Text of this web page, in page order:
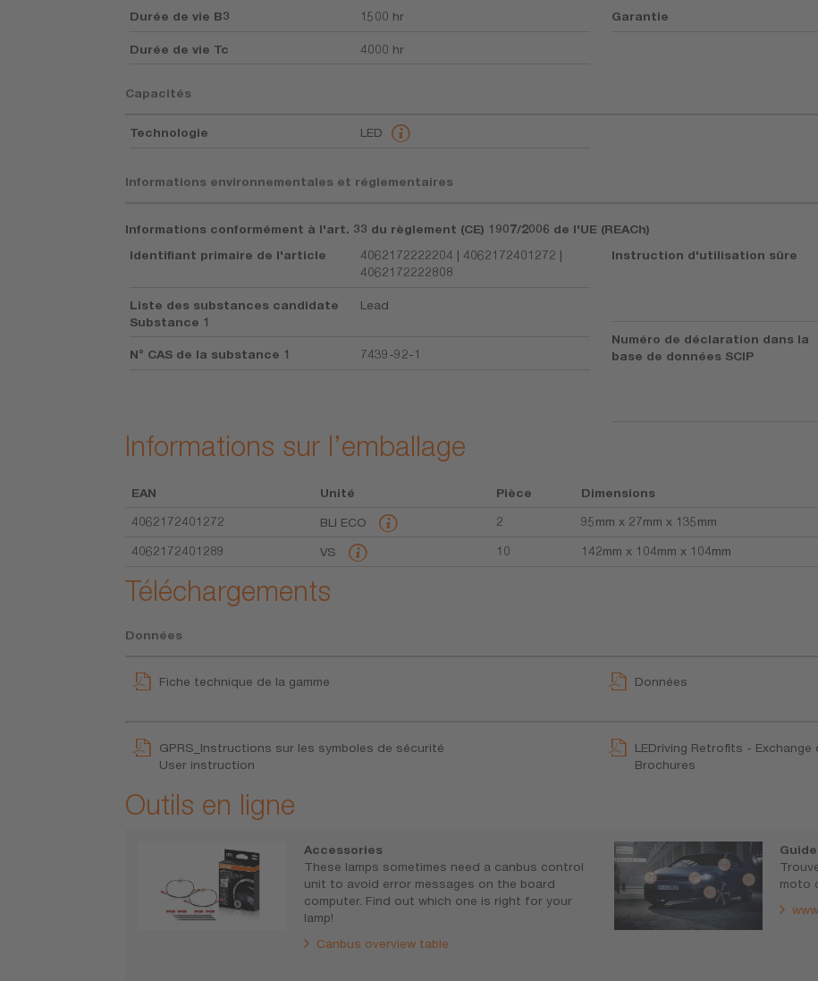
Durée de vie B3 1500 hr
Durée de vie Tc 4000 hr
Garantie
Capacités
Technologie LED
Informations environnementales et réglementaires
Informations conformément à l'art. 33 du règlement (CE) 1907/2006 de l'UE (REACh)
Identifiant primaire de l'article
4062172222204 | 4062172401272 |
4062172222808
Liste des substances candidate
Substance 1
Lead
N° CAS de la substance 1 7439-92-1
Instruction d'utilisation sûre
Numéro de déclaration dans la
base de données SCIP
Informations sur l’emballage
EAN Unité Pièce Dimensions
4062172401272
BLI ECO 2 95mm x 27mm x 135mm
4062172401289 VS 10 142mm x 104mm x 104mm
Téléchargements
Données
Fiche technique de la gamme Données
GPRS_Instructions sur les symboles de sécurité
User instruction
LEDriving Retrofits - Exchange
Brochures
Outils en ligne
Accessories
These lamps sometimes need a canbus control
unit to avoid error messages on the board
computer. Find out which one is right for your
lamp!
Canbus overview table
moto